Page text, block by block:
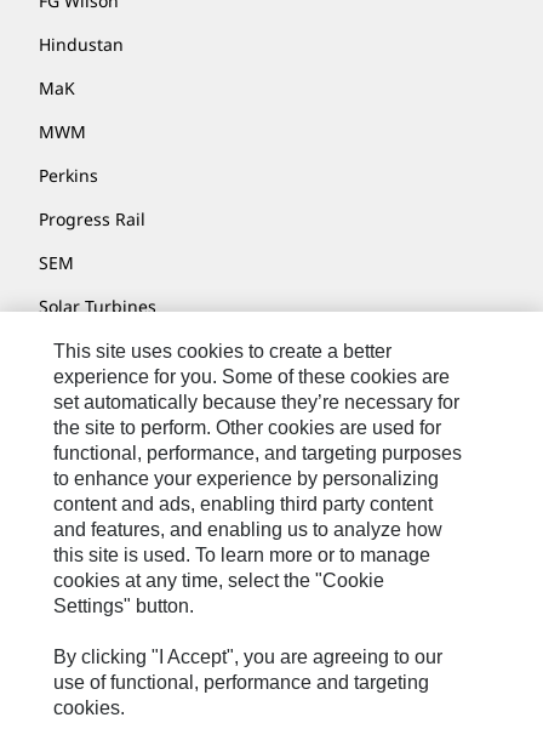
Hindustan
MaK
MWM
Perkins
Progress Rail
SEM
Solar Turbines
SPM Oil & Gas
Turner Powertrain Systems
Контакты
Карта Сайта
Cookie Settings
Юридическое Уведомление
Конфиденциальность
Cat.com
This site uses cookies to create a better
experience for you. Some of these cookies are
set automatically because they’re necessary for
the site to perform. Other cookies are used for
functional, performance, and targeting purposes
to enhance your experience by personalizing
content and ads, enabling third party content
and features, and enabling us to analyze how
this site is used. To learn more or to manage
cookies at any time, select the "Cookie
Settings" button.
By clicking "I Accept", you are agreeing to our
use of functional, performance and targeting
cookies.